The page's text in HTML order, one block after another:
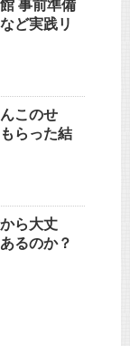
事前準備
ど実践リ
このせ
らった結
ら大丈
るのか？